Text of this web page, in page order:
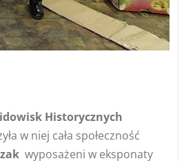
Historycznych
w niej cała społeczność
wyposażeni w eksponaty